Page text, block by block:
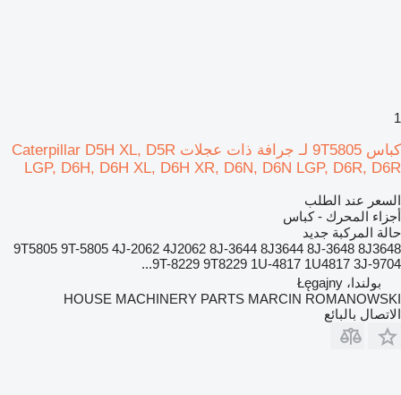
1
كباس 9T5805 لـ جرافة ذات عجلات Caterpillar D5H XL, D5R
LGP, D6H, D6H XL, D6H XR, D6N, D6N LGP, D6R, D6R
السعر عند الطلب
أجزاء المحرك - كباس
حالة المركبة جديد
9T5805 9T-5805 4J-2062 4J2062 8J-3644 8J3644 8J-3648 8J3648
9T-8229 9T8229 1U-4817 1U4817 3J-9704...
بولندا، Łęgajny
HOUSE MACHINERY PARTS MARCIN ROMANOWSKI
الاتصال بالبائع